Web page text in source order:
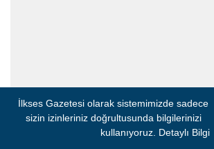
İlkses Gazetesi olarak sistemimizde sadece
sizin izinleriniz doğrultusunda bilgilerinizi
kullanıyoruz. Detaylı Bilgi